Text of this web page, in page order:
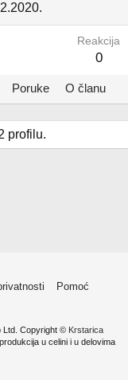
Reakcija
0
Poruke O članu
profilu.
Pomoć
Copyright © Krstarica
u celini i u delovima